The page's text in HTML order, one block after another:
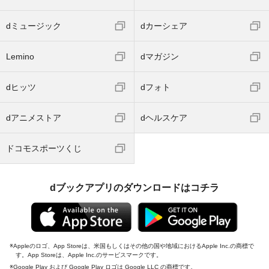
dミュージック dカーシェア
Lemino dマガジン
dヒッツ dフォト
dアニメストア dヘルスケア
ドコモスポーツくじ
dブックアプリのダウンロードはコチラ
Appleのロゴ、App Storeは、米国もしくはその他の国や地域におけるApple Inc.の商標で
す。App Storeは、Apple Inc.のサービスマークです。
Google Play および Google Play ロゴは Google LLC の商標です。